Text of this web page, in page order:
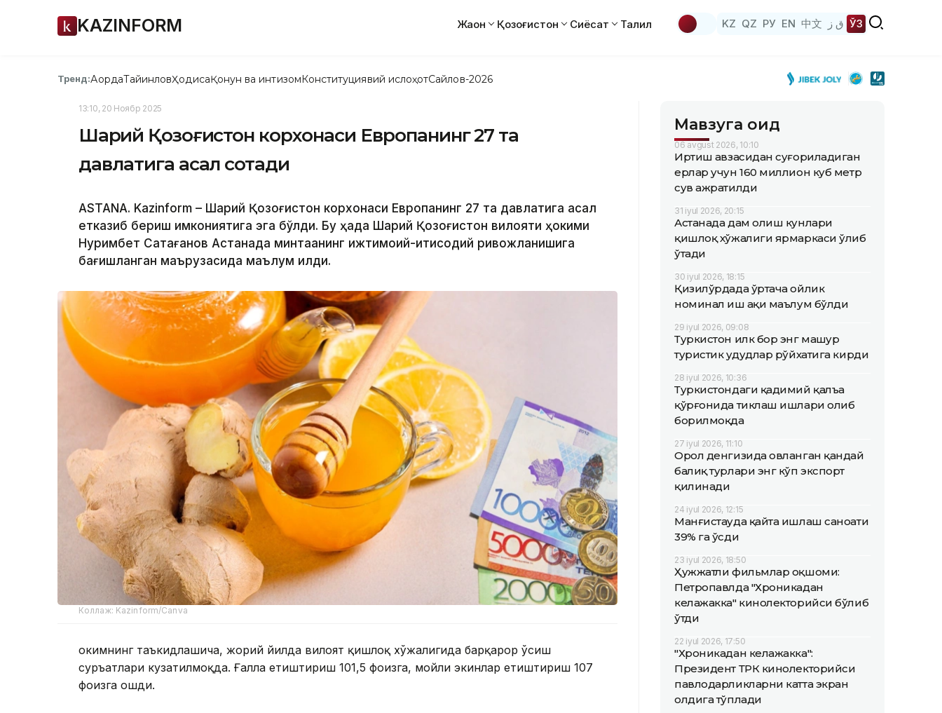
KAZINFORM Жаҳон Қозоғистон Сиёсат Таҳлил KZ QZ РУ EN 中文 ق ز ЎЗ
Тренд:АқордаТайинловҲодисаҚонун ва интизомКонституциявий ислоҳотСайлов-2026
13:10, 20 Ноябр 2025
Шарқий Қозоғистон корхонаси Европанинг 27 та
давлатига асал сотади
ASTANA. Kazinform – Шарқий Қозоғистон корхонаси Европанинг 27 та давлатига асал
етказиб бериш имкониятига эга бўлди. Бу ҳақда Шарқий Қозоғистон вилояти ҳокими
Нуримбет Сақтағанов Астанада минтақанинг ижтимоий-иқтисодий ривожланишига
бағишланган маърузасида маълум қилди.
Коллаж: Kazinform/Canva
Ҳокимнинг таъкидлашича, жорий йилда вилоят қишлоқ хўжалигида барқарор ўсиш
суръатлари кузатилмоқда. Ғалла етиштириш 101,5 фоизга, мойли экинлар етиштириш 107
фоизга ошди.
Мавзуга оид
06 avgust 2026, 10:10
Иртиш ҳавзасидан суғориладиган
ерлар учун 160 миллион куб метр
сув ажратилди
31 iyul 2026, 20:15
Астанада дам олиш кунлари
қишлоқ хўжалиги ярмаркаси ўлиб
ўтади
30 iyul 2026, 18:15
Қизилўрдада ўртача ойлик
номинал иш ҳақи маълум бўлди
29 iyul 2026, 09:08
Туркистон илк бор энг машҳур
туристик ҳудудлар рўйхатига кирди
28 iyul 2026, 10:36
Туркистондаги қадимий қалъа
қўрғонида тиклаш ишлари олиб
борилмоқда
27 iyul 2026, 11:10
Орол денгизида овланган қандай
балиқ турлари энг кўп экспорт
қилинади
24 iyul 2026, 12:15
Манғистауда қайта ишлаш саноати
39% га ўсди
23 iyul 2026, 18:50
Ҳужжатли фильмлар оқшоми:
Петропавлда "Хроникадан
келажакка" кинолекторийси бўлиб
ўтди
22 iyul 2026, 17:50
"Хроникадан келажакка":
Президент ТРК кинолекторийси
павлодарликларни катта экран
олдига тўплади